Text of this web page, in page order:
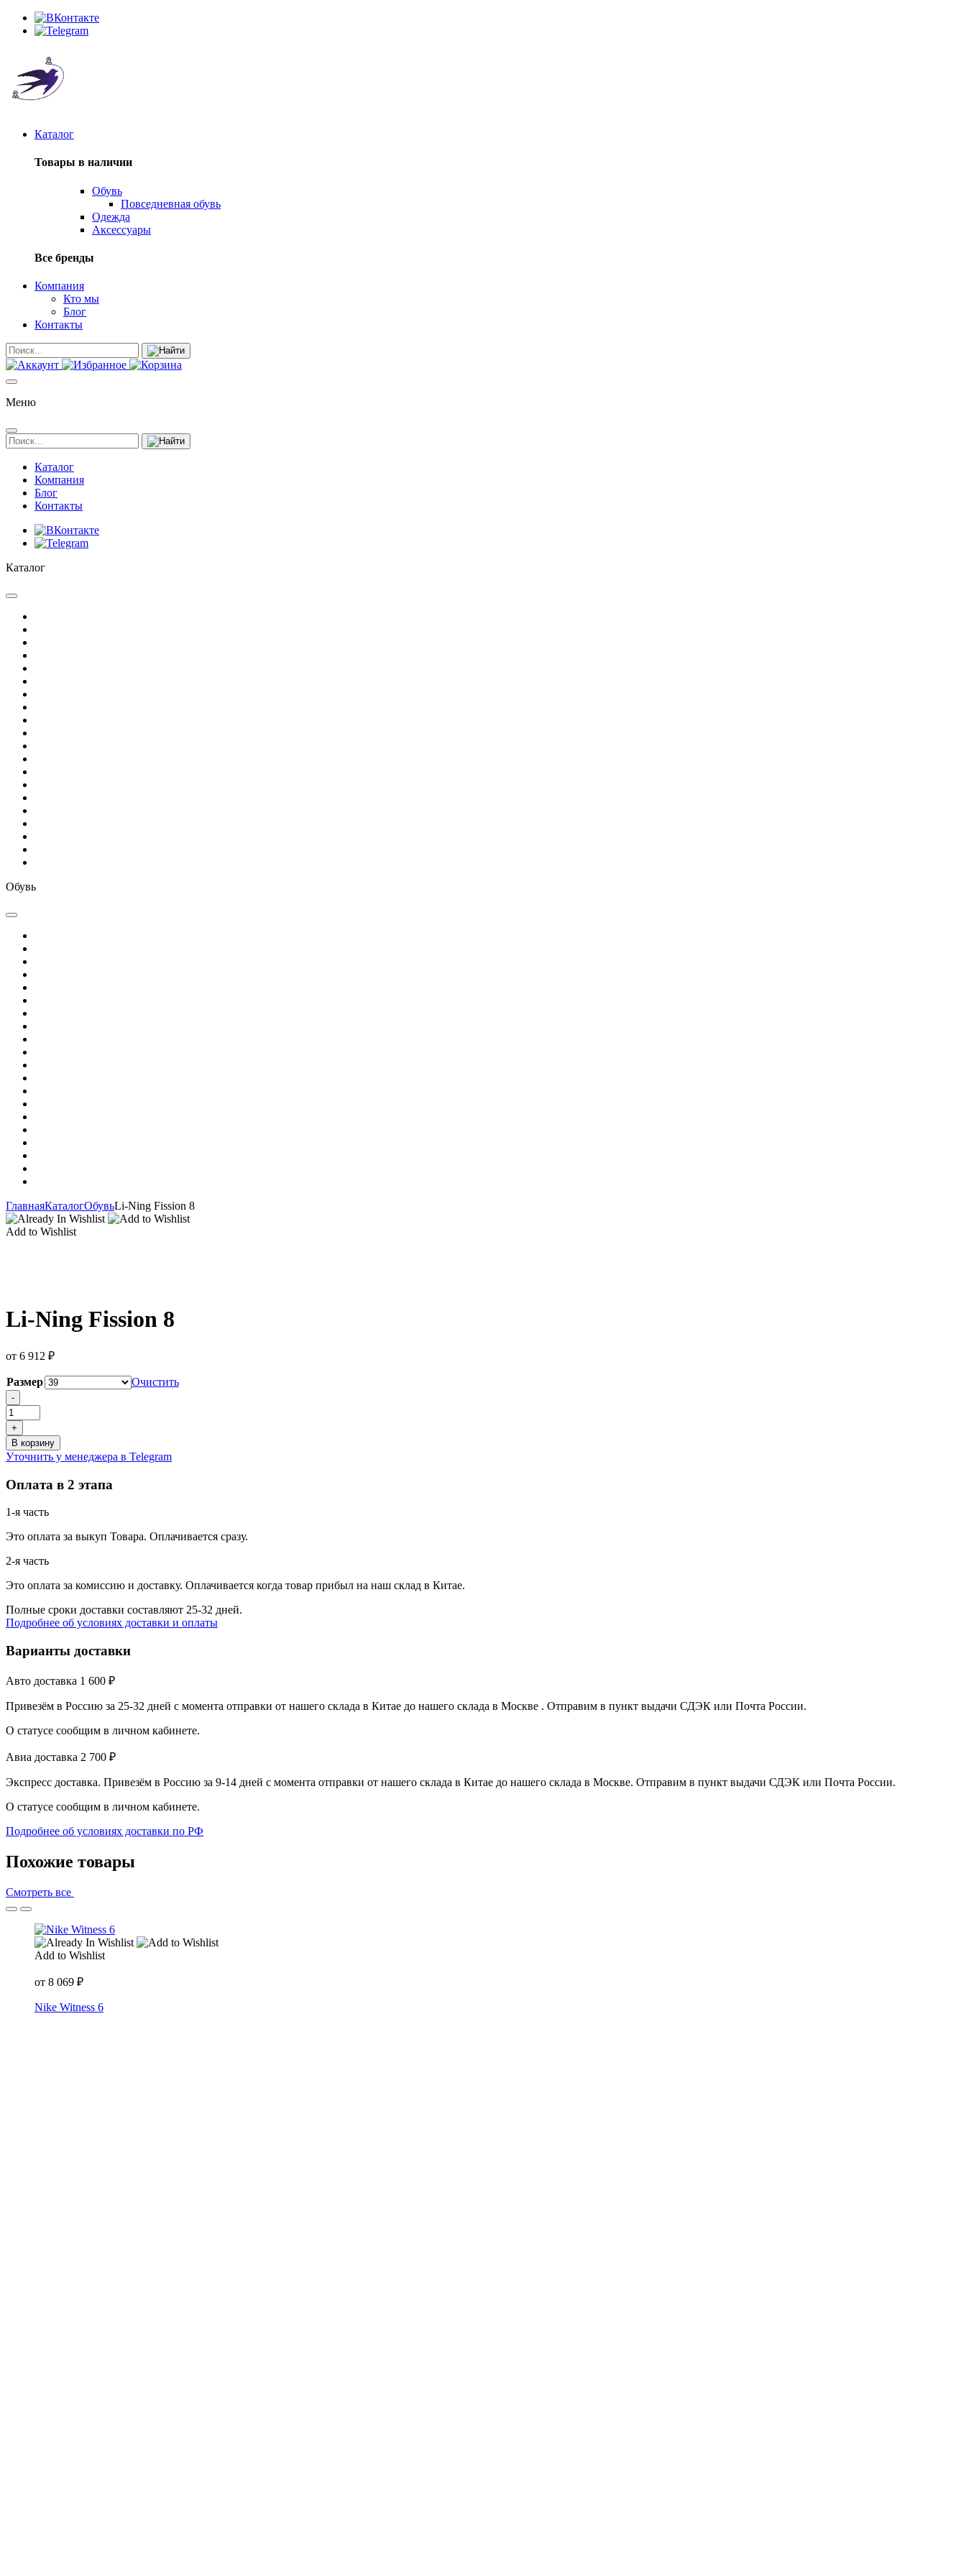
Каталог
Товары в наличии
Обувь
Повседневная обувь
Одежда
Аксессуары
Все бренды
Компания
Кто мы
Блог
Контакты
Меню
Каталог
Компания
Блог
Контакты
Каталог
Обувь
ГлавнаяКаталогОбувьLi-Ning Fission 8
Add to Wishlist
Li-Ning Fission 8
от 6 912 ₽
Размер
Очистить
Количество
товара
Li-
Ning
Fission
8
-
+
В корзину
Уточнить у менеджера в Telegram
Оплата в 2 этапа
1-я часть
Это оплата за выкуп Товара. Оплачивается сразу.
2-я часть
Это оплата за комиссию и доставку. Оплачивается когда товар прибыл на наш склад в Китае.
Полные сроки доставки составляют 25-32 дней.
Подробнее об условиях доставки и оплаты
Варианты доставки
Авто доставка 1 600 ₽
Привезём в Россию за 25-32 дней с момента отправки от нашего склада в Китае до нашего склада в Москве . Отправим в пункт выдачи СДЭК или Почта России.
О статусе сообщим в личном кабинете.
Авиа доставка 2 700 ₽
Экспресс доставка. Привезём в Россию за 9-14 дней с момента отправки от нашего склада в Китае до нашего склада в Москве. Отправим в пункт выдачи СДЭК или Почта России.
О статусе сообщим в личном кабинете.
Подробнее об условиях доставки по РФ
Похожие товары
Смотреть все
Add to Wishlist
от 8 069 ₽
Nike Witness 6